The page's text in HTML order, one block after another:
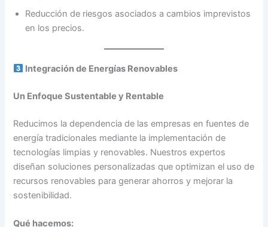
Reducción de riesgos asociados a cambios imprevistos
en los precios.
Integración de Energías Renovables
Un Enfoque Sustentable y Rentable
Reducimos la dependencia de las empresas en fuentes de
energía tradicionales mediante la implementación de
tecnologías limpias y renovables. Nuestros expertos
diseñan soluciones personalizadas que optimizan el uso de
recursos renovables para generar ahorros y mejorar la
sostenibilidad.
Qué hacemos: